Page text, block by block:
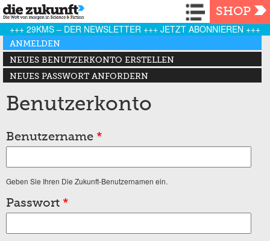
Navigation
SHOP
+++ 29KMS – DER NEWSLETTER +++ JETZT ABONNIEREN +++
Haupt-Reiter
ANMELDEN
(AKTIVER REITER)
NEUES BENUTZERKONTO ERSTELLEN
NEUES PASSWORT ANFORDERN
Benutzerkonto
Benutzername *
Geben Sie Ihren Die Zukunft-Benutzernamen ein.
Passwort *